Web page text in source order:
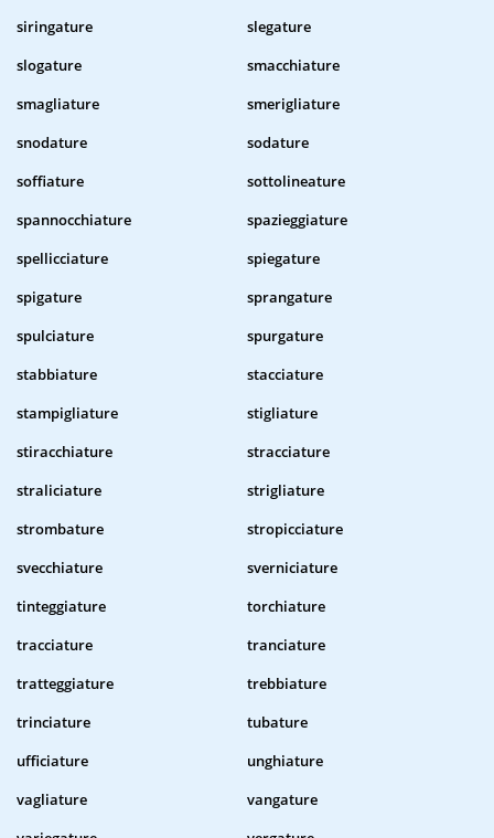
siringature
slegature
slogature
smacchiature
smagliature
smerigliature
snodature
sodature
soffiature
sottolineature
spannocchiature
spazieggiature
spellicciature
spiegature
spigature
sprangature
spulciature
spurgature
stabbiature
stacciature
stampigliature
stigliature
stiracchiature
stracciature
straliciature
strigliature
strombature
stropicciature
svecchiature
sverniciature
tinteggiature
torchiature
tracciature
tranciature
tratteggiature
trebbiature
trinciature
tubature
ufficiature
unghiature
vagliature
vangature